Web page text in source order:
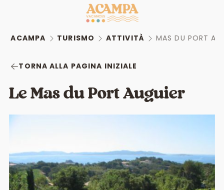
ACAMPA TURISMO ATTIVITÀ MAS DU PORT
TORNA ALLA PAGINA INIZIALE
Le Mas du Port Auguier